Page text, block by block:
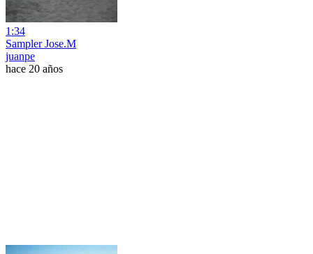
1:34
Sampler Jose.M
juanpe
hace 20 años